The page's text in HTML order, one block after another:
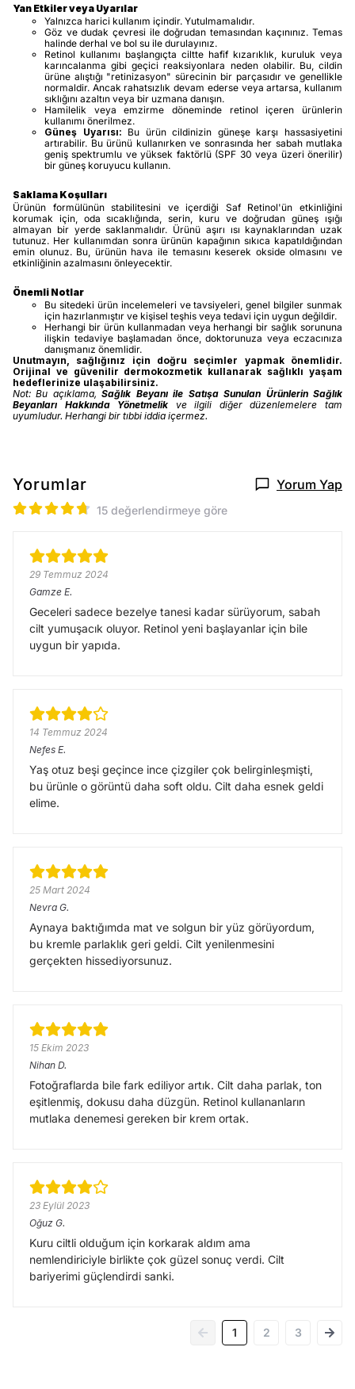
Yan Etkiler veya Uyarılar
Yalnızca harici kullanım içindir. Yutulmamalıdır.
Göz ve dudak çevresi ile doğrudan temasından kaçınınız. Temas
halinde derhal ve bol su ile durulayınız.
Retinol kullanımı başlangıçta ciltte hafif kızarıklık, kuruluk veya
karıncalanma gibi geçici reaksiyonlara neden olabilir. Bu, cildin
ürüne alıştığı "retinizasyon" sürecinin bir parçasıdır ve genellikle
normaldir. Ancak rahatsızlık devam ederse veya artarsa, kullanım
sıklığını azaltın veya bir uzmana danışın.
Hamilelik veya emzirme döneminde retinol içeren ürünlerin
kullanımı önerilmez.
Güneş Uyarısı: Bu ürün cildinizin güneşe karşı hassasiyetini
artırabilir. Bu ürünü kullanırken ve sonrasında her sabah mutlaka
geniş spektrumlu ve yüksek faktörlü (SPF 30 veya üzeri önerilir)
bir güneş koruyucu kullanın.
Saklama Koşulları
Ürünün formülünün stabilitesini ve içerdiği Saf Retinol'ün etkinliğini
korumak için, oda sıcaklığında, serin, kuru ve doğrudan güneş ışığı
almayan bir yerde saklanmalıdır. Ürünü aşırı ısı kaynaklarından uzak
tutunuz. Her kullanımdan sonra ürünün kapağının sıkıca kapatıldığından
emin olunuz. Bu, ürünün hava ile temasını keserek okside olmasını ve
etkinliğinin azalmasını önleyecektir.
Önemli Notlar
Bu sitedeki ürün incelemeleri ve tavsiyeleri, genel bilgiler sunmak
için hazırlanmıştır ve kişisel teşhis veya tedavi için uygun değildir.
Herhangi bir ürün kullanmadan veya herhangi bir sağlık sorununa
ilişkin tedaviye başlamadan önce, doktorunuza veya eczacınıza
danışmanız önemlidir.
Unutmayın, sağlığınız için doğru seçimler yapmak önemlidir.
Orijinal ve güvenilir dermokozmetik kullanarak sağlıklı yaşam
hedeflerinize ulaşabilirsiniz.
Not: Bu açıklama,Sağlık Beyanı ile Satışa Sunulan Ürünlerin Sağlık
Beyanları Hakkında Yönetmelik ve ilgili diğer düzenlemelere tam
uyumludur. Herhangi bir tıbbi iddia içermez.
Yorumlar Yorum Yap
15 değerlendirmeye göre
29 Temmuz 2024
Gamze E.
Geceleri sadece bezelye tanesi kadar sürüyorum, sabah
cilt yumuşacık oluyor. Retinol yeni başlayanlar için bile
uygun bir yapıda.
14 Temmuz 2024
Nefes E.
Yaş otuz beşi geçince ince çizgiler çok belirginleşmişti,
bu ürünle o görüntü daha soft oldu. Cilt daha esnek geldi
elime.
25 Mart 2024
Nevra G.
Aynaya baktığımda mat ve solgun bir yüz görüyordum,
bu kremle parlaklık geri geldi. Cilt yenilenmesini
gerçekten hissediyorsunuz.
15 Ekim 2023
Nihan D.
Fotoğraflarda bile fark ediliyor artık. Cilt daha parlak, ton
eşitlenmiş, dokusu daha düzgün. Retinol kullananların
mutlaka denemesi gereken bir krem ortak.
23 Eylül 2023
Oğuz G.
Kuru ciltli olduğum için korkarak aldım ama
nemlendiriciyle birlikte çok güzel sonuç verdi. Cilt
bariyerimi güçlendirdi sanki.
1 2 3